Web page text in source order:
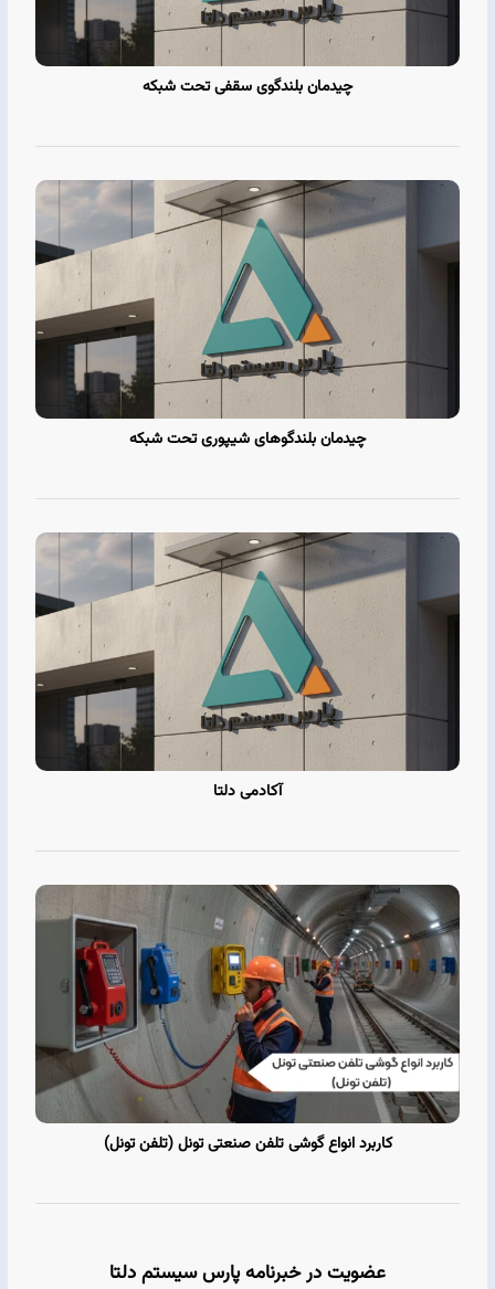
چیدمان بلندگوی سقفی تحت شبکه
چیدمان بلندگوهای شیپوری تحت شبکه
آکادمی دلتا
کاربرد انواع گوشی تلفن صنعتی تونل (تلفن تونل)
عضویت در خبرنامه پارس سیستم دلتا